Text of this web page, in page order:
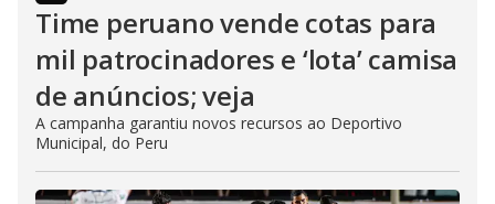
Time peruano vende cotas para
mil patrocinadores e ‘lota’ camisa
de anúncios; veja
A campanha garantiu novos recursos ao Deportivo
Municipal, do Peru